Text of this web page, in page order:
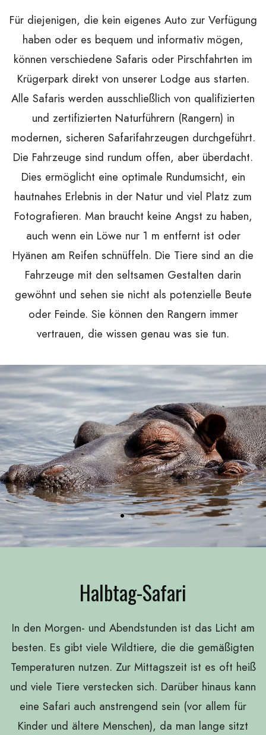
Für diejenigen, die kein eigenes Auto zur Verfügung
haben oder es bequem und informativ mögen,
können verschiedene Safaris oder Pirschfahrten im
Krügerpark direkt von unserer Lodge aus starten.
Alle Safaris werden ausschließlich von qualifizierten
und zertifizierten Naturführern (Rangern) in
modernen, sicheren Safarifahrzeugen durchgeführt.
Die Fahrzeuge sind rundum offen, aber überdacht.
Dies ermöglicht eine optimale Rundumsicht, ein
hautnahes Erlebnis in der Natur und viel Platz zum
Fotografieren. Man braucht keine Angst zu haben,
auch wenn ein Löwe nur 1 m entfernt ist oder
Hyänen am Reifen schnüffeln. Die Tiere sind an die
Fahrzeuge mit den seltsamen Gestalten darin
gewöhnt und sehen sie nicht als potenzielle Beute
oder Feinde. Sie können den Rangern immer
vertrauen, die wissen genau was sie tun.
Halbtag-Safari
In den Morgen- und Abendstunden ist das Licht am
besten. Es gibt viele Wildtiere, die die gemäßigten
Temperaturen nutzen. Zur Mittagszeit ist es oft heiß
und viele Tiere verstecken sich. Darüber hinaus kann
eine Safari auch anstrengend sein (vor allem für
Kinder und ältere Menschen), da man lange sitzt